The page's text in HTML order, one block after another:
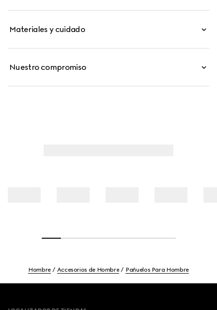
Materiales y cuidado
Nuestro compromiso
Hombre Accesorios de Hombre Pañuelos Para Hombre